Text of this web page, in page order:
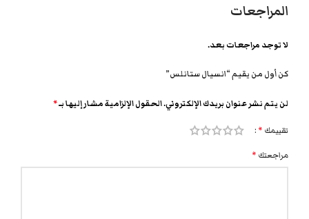
المراجعات
لا توجد مراجعات بعد.
كن أول من يقيم “انسيال ستانلس”
لن يتم نشر عنوان بريدك الإلكتروني.الحقول الإلزامية مشار إليها بـ*
تقييمك *
مراجعتك *